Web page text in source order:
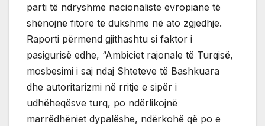
parti të ndryshme nacionaliste evropiane të
shënojnë fitore të dukshme në ato zgjedhje.
Raporti përmend gjithashtu si faktor i
pasigurisë edhe, “Ambiciet rajonale të Turqisë,
mosbesimi i saj ndaj Shteteve të Bashkuara
dhe autoritarizmi në rritje e sipër i
udhëheqësve turq, po ndërlikojnë
marrëdhëniet dypalëshe, ndërkohë që po e